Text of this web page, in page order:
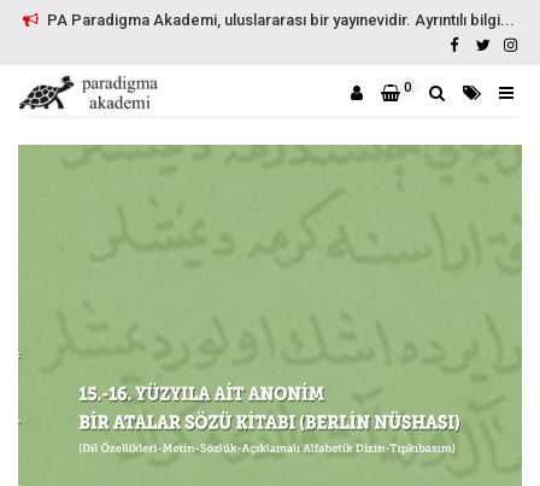
PA Paradigma Akademi, uluslararası bir yayınevidir. Ayrıntılı bilgi...
0